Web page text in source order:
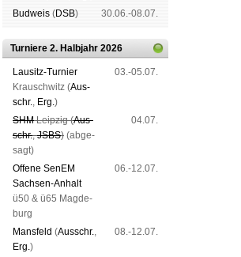
Bud­weis (DSB) 30.06.-08.07.
Turniere 2. Halbjahr 2026
Lau­sitz-Tur­nier
Krausch­witz (Aus­
schr., Erg.)
03.-05.07.
SHMLeip­zig (Aus­
schr.,JSBS) (ab­ge­
sagt)
04.07.
Offene SenEM
Sach­sen-An­halt
ü50 & ü65 Mag­de­
burg
06.-12.07.
Mans­feld (Aus­schr.,
Erg.)
08.-12.07.